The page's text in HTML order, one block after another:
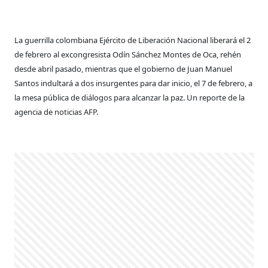
La guerrilla colombiana Ejército de Liberación Nacional liberará el 2
de febrero al excongresista Odín Sánchez Montes de Oca, rehén
desde abril pasado, mientras que el gobierno de Juan Manuel
Santos indultará a dos insurgentes para dar inicio, el 7 de febrero, a
la mesa pública de diálogos para alcanzar la paz. Un reporte de la
agencia de noticias AFP.